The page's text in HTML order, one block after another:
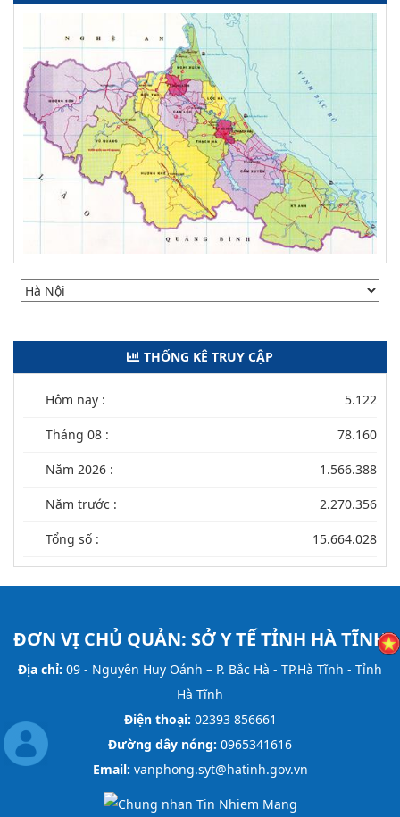
THỐNG KÊ TRUY CẬP
Hôm nay : 5.122
Tháng 08 : 78.160
Năm 2026 : 1.566.388
Năm trước : 2.270.356
Tổng số : 15.664.028
ĐƠN VỊ CHỦ QUẢN: SỞ Y TẾ TỈNH HÀ TĨNH
Địa chỉ: 09 - Nguyễn Huy Oánh – P. Bắc Hà - TP.Hà Tĩnh - Tỉnh
Hà Tĩnh
Điện thoại: 02393 856661
Đường dây nóng: 0965341616
Email: vanphong.syt@hatinh.gov.vn